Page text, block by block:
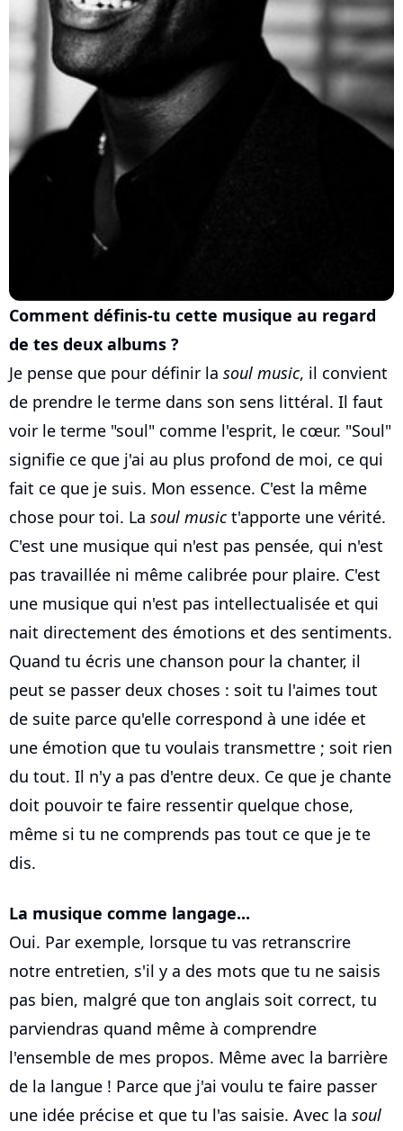
Comment définis-tu cette musique au regard
de tes deux albums ?
Je pense que pour définir la soul music, il convient
de prendre le terme dans son sens littéral. Il faut
voir le terme "soul" comme l'esprit, le cœur. "Soul"
signifie ce que j'ai au plus profond de moi, ce qui
fait ce que je suis. Mon essence. C'est la même
chose pour toi. La soul musict'apporte une vérité.
C'est une musique qui n'est pas pensée, qui n'est
pas travaillée ni même calibrée pour plaire. C'est
une musique qui n'est pas intellectualisée et qui
nait directement des émotions et des sentiments.
Quand tu écris une chanson pour la chanter, il
peut se passer deux choses : soit tu l'aimes tout
de suite parce qu'elle correspond à une idée et
une émotion que tu voulais transmettre ; soit rien
du tout. Il n'y a pas d'entre deux. Ce que je chante
doit pouvoir te faire ressentir quelque chose,
même si tu ne comprends pas tout ce que je te
dis.
La musique comme langage...
Oui. Par exemple, lorsque tu vas retranscrire
notre entretien, s'il y a des mots que tu ne saisis
pas bien, malgré que ton anglais soit correct, tu
parviendras quand même à comprendre
l'ensemble de mes propos. Même avec la barrière
de la langue ! Parce que j'ai voulu te faire passer
une idée précise et que tu l'as saisie. Avec la soul